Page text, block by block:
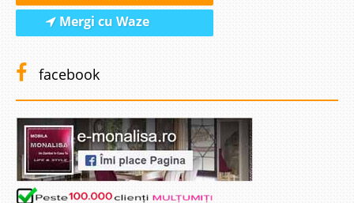
Mergi cu Waze
facebook